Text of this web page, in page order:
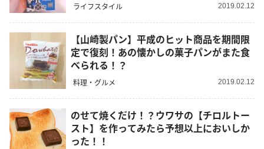
ライフスタイル 2019.02.12
【山崎製パン】平成のヒット商品を期間限
定で復刻！あの懐かしの菓子パンがまた食
べられる！？
料理・グルメ 2019.02.12
のせて焼くだけ！？ウワサの【チロルトー
スト】を作ってみたら予想以上においしか
った！！